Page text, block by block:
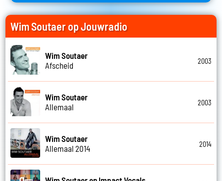
Wim Soutaer op Jouwradio
Wim Soutaer
Afscheid
2003
Wim Soutaer
Allemaal
2003
Wim Soutaer
Allemaal 2014
2014